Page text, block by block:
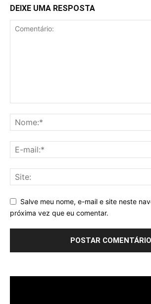
DEIXE UMA RESPOSTA
Salve meu nome, e-mail e site neste
próxima vez que eu comentar.